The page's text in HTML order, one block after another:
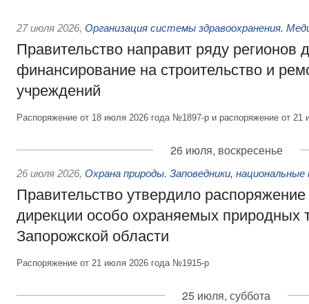
27 июля 2026, Организация системы здравоохранения.
Правительство направит ряду регионов
финансирование на строительство и
учреждений
Распоряжение от 18 июля 2026 года №1897-р и распоряжение от
26 июля, воскресенье
26 июля 2026, Охрана природы. Заповедники, национальные
Правительство утвердило
дирекции особо охраняемых природных
Запорожской области
Распоряжение от 21 июля 2026 года №1915-р
25 июля, суббота